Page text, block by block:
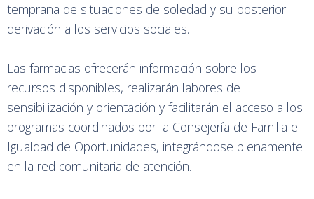
temprana de situaciones de soledad y su posterior
derivación a los servicios sociales.
Las farmacias ofrecerán información sobre los
recursos disponibles, realizarán labores de
sensibilización y orientación y facilitarán el acceso a los
programas coordinados por la Consejería de Familia e
Igualdad de Oportunidades, integrándose plenamente
en la red comunitaria de atención.